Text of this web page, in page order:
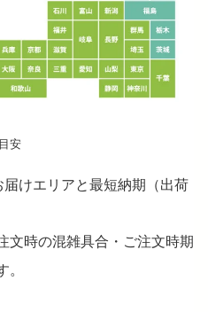
安
けエリアと最短納期（出荷
時の混雑具合・ご注文時期
。